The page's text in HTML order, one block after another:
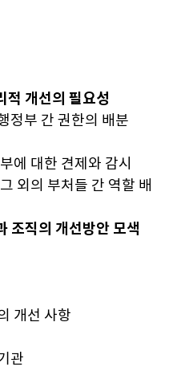
적 개선의 필요성
정부 간 권한의 배분
에 대한 견제와 감시
외의 부처들 간 역할 배
조직의 개선방안 모색
개선 사항
관